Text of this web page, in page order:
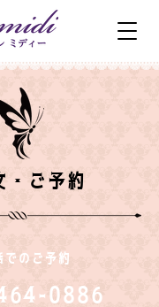
・ご予約
でのご予約
0886